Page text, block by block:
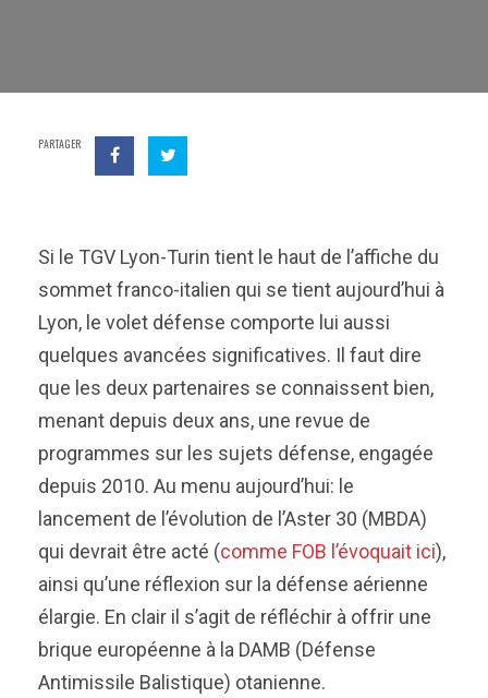
PARTAGER
Si le TGV Lyon-Turin tient le haut de l’affiche du
sommet franco-italien qui se tient aujourd’hui à
Lyon, le volet défense comporte lui aussi
quelques avancées significatives. Il faut dire
que les deux partenaires se connaissent bien,
menant depuis deux ans, une revue de
programmes sur les sujets défense, engagée
depuis 2010. Au menu aujourd’hui: le
lancement de l’évolution de l’Aster 30 (MBDA)
qui devrait être acté (comme FOB l’évoquait ici),
ainsi qu’une réflexion sur la défense aérienne
élargie. En clair il s’agit de réfléchir à offrir une
brique européenne à la DAMB (Défense
Antimissile Balistique) otanienne.